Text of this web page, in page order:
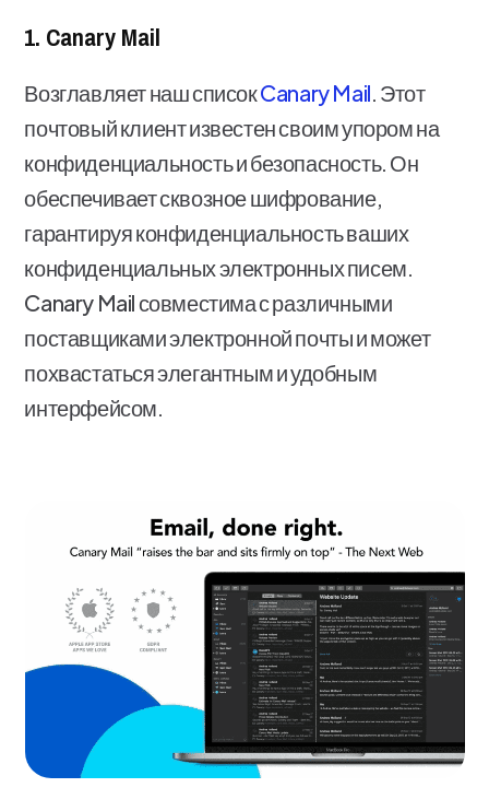
1. Canary Mail
Возглавляет наш списокCanary Mail. Этот
почтовый клиент известен своим упором на
конфиденциальность и безопасность. Он
обеспечивает сквозное шифрование,
гарантируя конфиденциальность ваших
конфиденциальных электронных писем.
Canary Mail совместима с различными
поставщиками электронной почты и может
похвастаться элегантным и удобным
интерфейсом.